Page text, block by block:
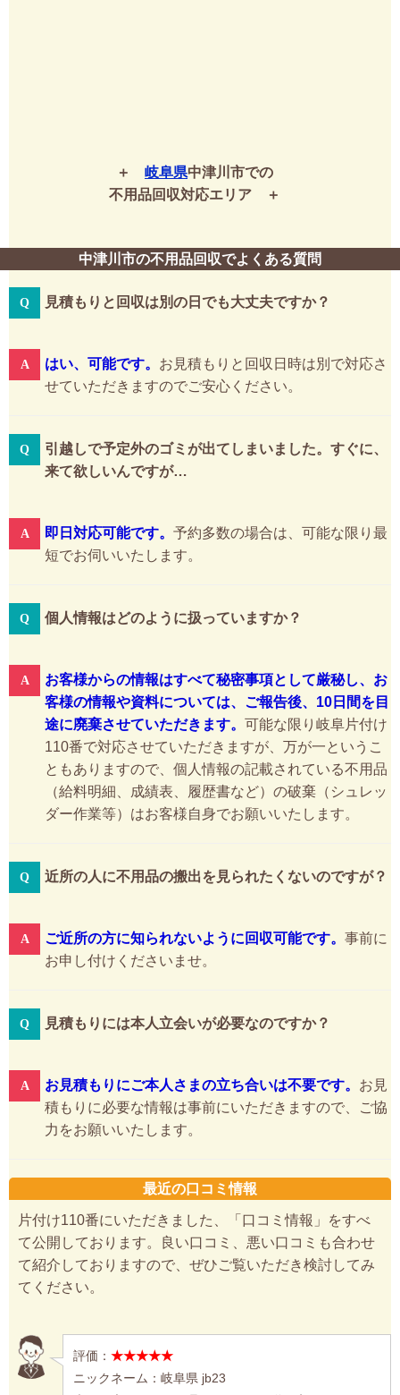
岐阜県中津川市での
不用品回収対応エリア
中津川市の不用品回収でよくある質問
見積もりと回収は別の日でも大丈夫ですか？
はい、可能です。 お見積もりと回収日時は別で対応さ
せていただきますのでご安心ください。
引越しで予定外のゴミが出てしまいました。すぐに、
来て欲しいんですが…
即日対応可能です。 予約多数の場合は、可能な限り最
短でお伺いいたします。
個人情報はどのように扱っていますか？
お客様からの情報はすべて秘密事項として厳秘し、お
客様の情報や資料については、ご報告後、10日間を目
途に廃棄させていただきます。 可能な限り岐阜片付け
110番で対応させていただきますが、万が一というこ
ともありますので、個人情報の記載されている不用品
（給料明細、成績表、履歴書など）の破棄（シュレッ
ダー作業等）はお客様自身でお願いいたします。
近所の人に不用品の搬出を見られたくないのですが？
ご近所の方に知られないように回収可能です。 事前に
お申し付けくださいませ。
見積もりには本人立会いが必要なのですか？
お見積もりにご本人さまの立ち合いは不要です。 お見
積もりに必要な情報は事前にいただきますので、ご協
力をお願いいたします。
最近の口コミ情報
片付け110番にいただきました、「口コミ情報」をすべ
て公開しております。良い口コミ、悪い口コミも合わせ
て紹介しておりますので、ぜひご覧いただき検討してみ
てください。
評価： ★★★★★
ニックネーム：岐阜県 jb23